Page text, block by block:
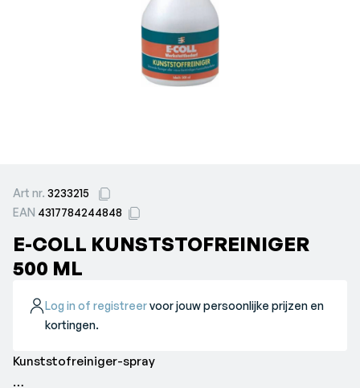
Art nr. 3233215
EAN 4317784244848
E-COLL KUNSTSTOFREINIGER
500 ML
Log in of registreervoor jouw persoonlijke prijzen en
kortingen.
Kunststofreiniger-spray